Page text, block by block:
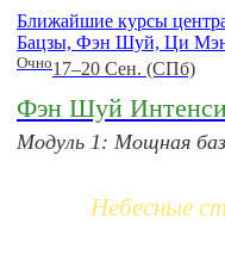
Ближайшие курсы
Бацзы, Фэн Шуй, Ци
Очно17–20 Сен. (СПб)
Фэн Шуй
Модуль 1: Мощная
Небесные